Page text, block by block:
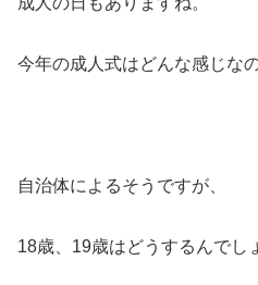
今年の成人式はどんな感じな
自治体によるそうですが、
18歳、19歳はどうするんでし